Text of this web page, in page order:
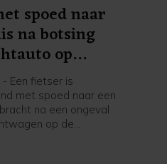
spoed naar
na botsing
op
Middelburg
- Een fietser is
met spoed naar een
na een ongeval
op de